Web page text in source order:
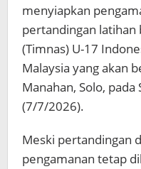
menyiapkan
pertandingan latihan
(Timnas) U-17
Malaysia yang akan
Manahan, Solo,
(7/7/2026).
Meski pertandingan
pengamanan tetap